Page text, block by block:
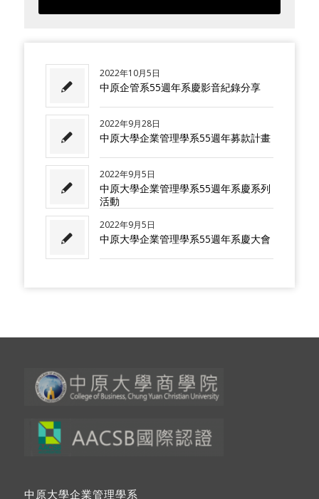
2022年10月5日
中原企管系55週年系慶影音紀錄分享
2022年9月28日
中原大學企業管理學系55週年募款計畫
2022年9月5日
中原大學企業管理學系55週年系慶系列
活動
2022年9月5日
中原大學企業管理學系55週年系慶大會
中原大學企業管理學系